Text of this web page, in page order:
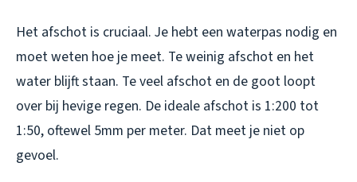
Het afschot is cruciaal. Je hebt een waterpas nodig en
moet weten hoe je meet. Te weinig afschot en het
water blijft staan. Te veel afschot en de goot loopt
over bij hevige regen. De ideale afschot is 1:200 tot
1:50, oftewel 5mm per meter. Dat meet je niet op
gevoel.